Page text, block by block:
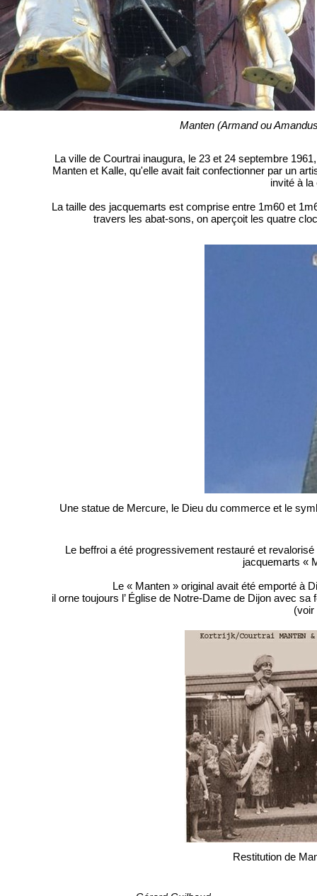
Manten (Armand ou
La ville de Courtrai inaugura, le 23 et 24 septembre
Manten et Kalle, qu'elle avait fait confectionner par un
invité à la
La taille des jacquemarts est comprise entre 1m60 et
travers les abat-sons, on aperçoit les quatre
Une statue de Mercure, le Dieu du commerce et le
Le beffroi a été progressivement restauré et
jacquemarts «
Le « Manten » original avait été emporté à
il orne toujours l’ Église de Notre-Dame de Dijon avec
(voir
Restitution de